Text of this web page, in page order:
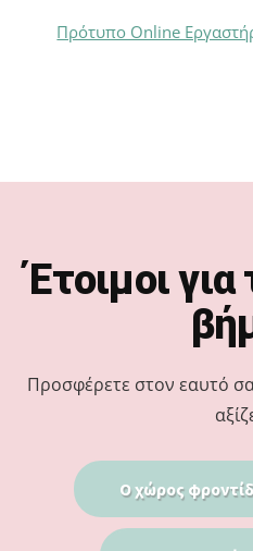
Πρότυπο Online
Έτοιμοι
Προσφέρετε στον εαυτό
Ο χώρος